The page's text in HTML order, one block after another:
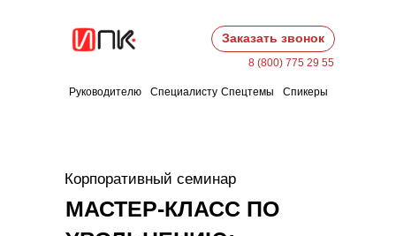
Руководителю Специалисту Спецтемы Спикеры
8 (800) 775 29 55
Заказать звонок
МАСТЕР-КЛАСС ПО
Корпоративный семинар